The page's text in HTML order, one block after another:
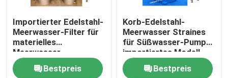
Importierter Edelstahl-
Meerwasser-Filter für
materielles
Meerwasser-
Massenmodell AS150
Cb/T497-2012
Bestpreis
Korb-Edelstahl-
Meerwasser Straines
für Süßwasser-Pumpe
importiertes Modell
AS150 Cb/T497-2012
Bestpreis